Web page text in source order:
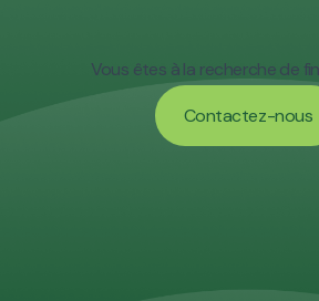
Vous êtes à la recherche de
Contactez-nous